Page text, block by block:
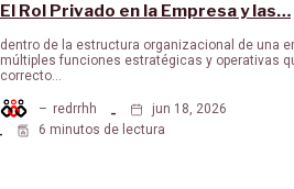
El Rol Privado en la Empresa y las…
dentro de la estructura organizacional de una
múltiples funciones estratégicas y operativas
correcto…
– redrrhh
jun 18, 2026
6 minutos de lectura